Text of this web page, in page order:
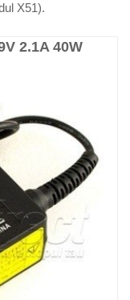
X51).
2.1A 40W